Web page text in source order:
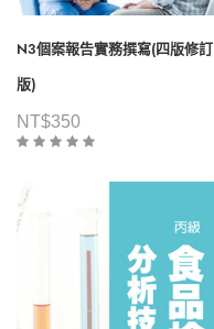
N3個案報告實務撰寫(四版修訂
版)
NT$350